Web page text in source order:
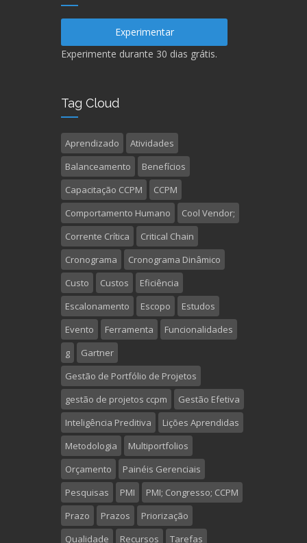
Experimentar
Experimente durante 30 dias grátis.
Tag Cloud
Aprendizado
Atividades
Balanceamento
Benefícios
Capacitação CCPM
CCPM
Comportamento Humano
Cool Vendor;
Corrente Crítica
Critical Chain
Cronograma
Cronograma Dinâmico
Custo
Custos
Eficiência
Escalonamento
Escopo
Estudos
Evento
Ferramenta
Funcionalidades
g
Gartner
Gestão de Portfólio de Projetos
gestão de projetos ccpm
Gestão Efetiva
Inteligência Preditiva
Lições Aprendidas
Metodologia
Multiportfolios
Orçamento
Painéis Gerenciais
Pesquisas
PMI
PMI; Congresso; CCPM
Prazo
Prazos
Priorização
Qualidade
Recursos Tarefas